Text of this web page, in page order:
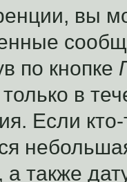
вы
по кнопке
в
Если
а также